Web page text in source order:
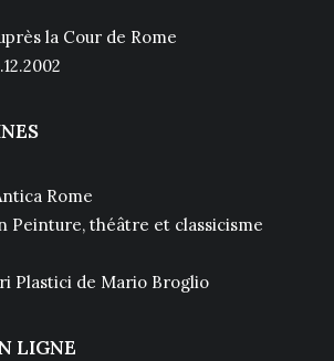
la Cour de Rome
Rome
Peinture, théâtre et classicisme
Plastici de Mario Broglio
LIGNE